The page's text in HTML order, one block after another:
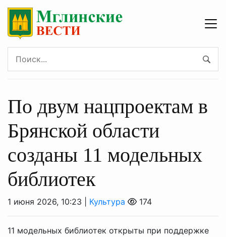
По двум нацпроектам в
Брянской области
созданы 11 модельных
библиотек
1 июня 2026, 10:23 | Культура 174
11 модельных библиотек открыты при поддержке